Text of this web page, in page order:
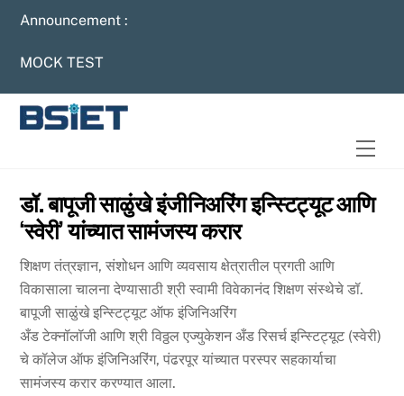
Skip
content
Announcement :
MOCK TEST
डॉ. बापूजी साळुंखे इंजीनिअरिंग इन्स्टिट्यूट आणि
‘स्वेरी’ यांच्यात सामंजस्य करार
शिक्षण तंत्रज्ञान, संशोधन आणि व्यवसाय क्षेत्रातील प्रगती आणि
विकासाला चालना देण्यासाठी श्री स्वामी विवेकानंद शिक्षण संस्थेचे डॉ.
बापूजी साळुंखे इन्स्टिट्यूट ऑफ इंजिनिअरिंग
अँड टेक्नॉलॉजी आणि श्री विठ्ठल एज्युकेशन अँड रिसर्च इन्स्टिट्यूट (स्वेरी)
चे कॉलेज ऑफ इंजिनिअरिंग, पंढरपूर यांच्यात परस्पर सहकार्याचा
सामंजस्य करार करण्यात आला.